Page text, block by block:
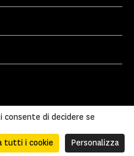
di decidere se
tutti i cookie Personalizza